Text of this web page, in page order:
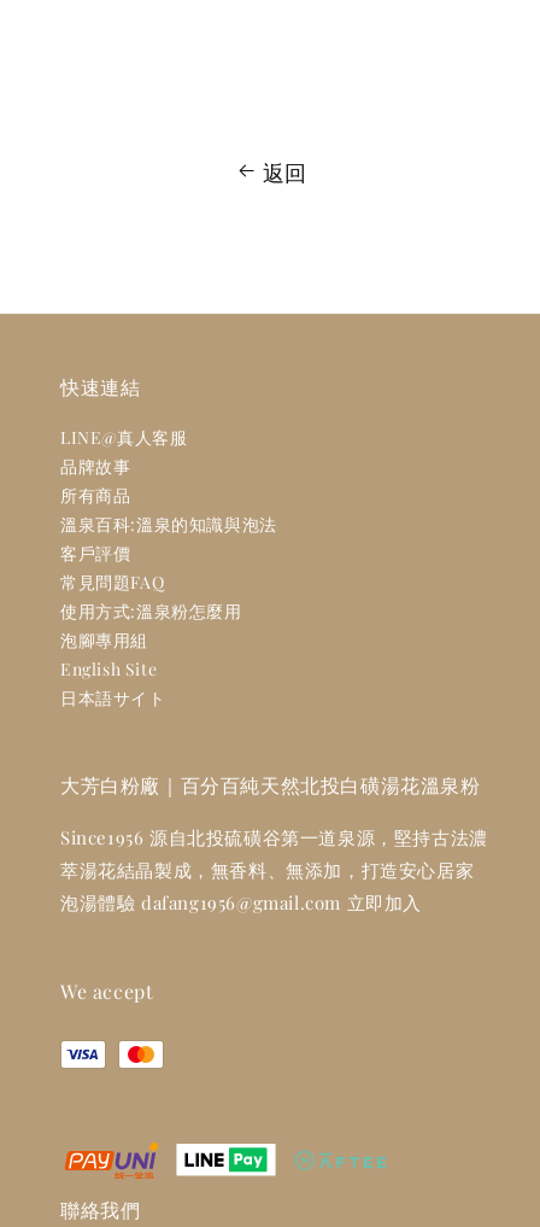
返回
快速連結
LINE@真人客服
品牌故事
所有商品
溫泉百科:溫泉的知識與泡法
客戶評價
常見問題FAQ
使用方式:溫泉粉怎麼用
泡腳專用組
English Site
日本語サイト
大芳白粉廠｜百分百純天然北投白磺湯花溫泉粉
Since1956 源自北投硫磺谷第一道泉源，堅持古法濃
萃湯花結晶製成，無香料、無添加，打造安心居家
泡湯體驗 dafang1956@gmail.com 立即加入
We accept
聯絡我們